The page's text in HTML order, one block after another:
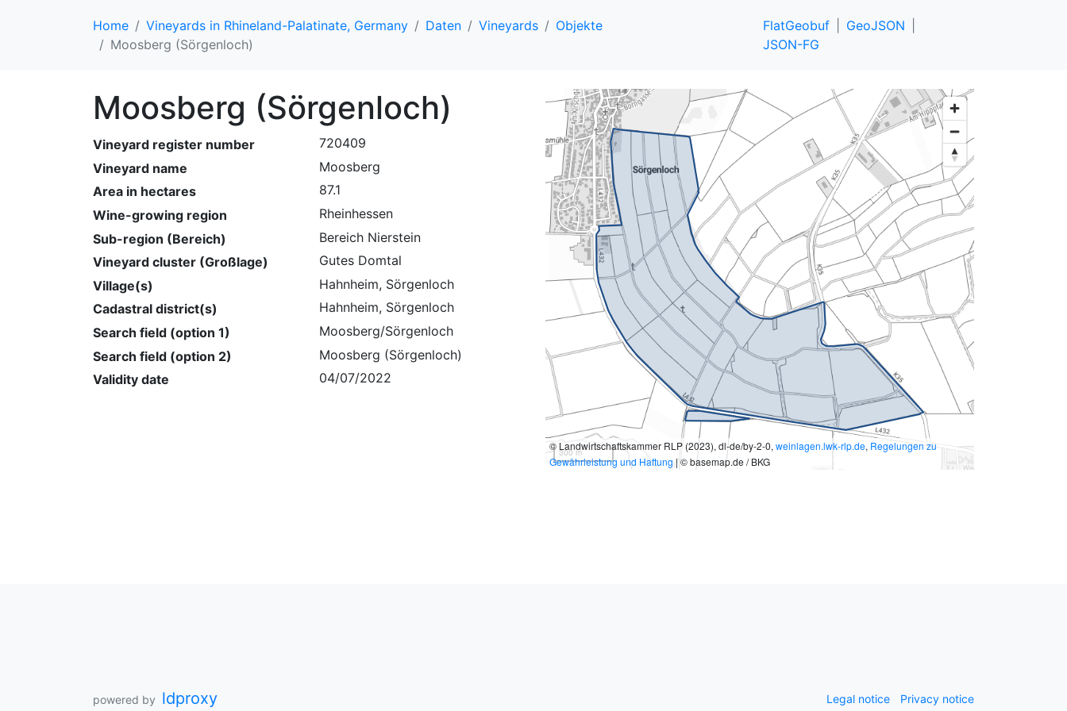
Home Vineyards in Rhineland-Palatinate, Germany Daten Vineyards
Objekte
Moosberg (Sörgenloch)
FlatGeobuf
GeoJSON
JSON-FG
Moosberg (Sörgenloch)
Vineyard register number
720409
Vineyard name
Moosberg
Area in hectares
87.1
Wine-growing region
Rheinhessen
Sub-region (Bereich)
Bereich Nierstein
Vineyard cluster (Großlage)
Gutes Domtal
Village(s)
Hahnheim, Sörgenloch
Cadastral district(s)
Hahnheim, Sörgenloch
Search field (option 1)
Moosberg/Sörgenloch
Search field (option 2)
Moosberg (Sörgenloch)
Validity date
04/07/2022
300 m
© Landwirtschaftskammer RLP (2023), dl-de/by-2-0, weinlagen.lwk-rlp.de, Regelungen zu
Gewährleistung und Haftung | © basemap.de / BKG
powered by ldproxy Legal notice Privacy notice